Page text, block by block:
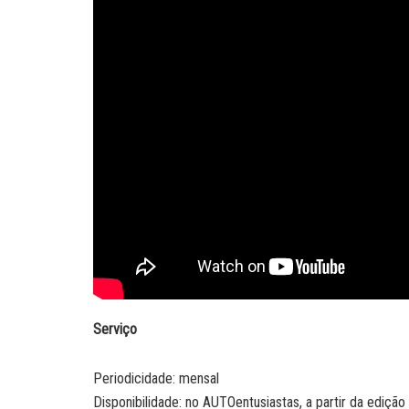
Serviço
Periodicidade: mensal
Disponibilidade: no AUTOentusiastas, a partir da